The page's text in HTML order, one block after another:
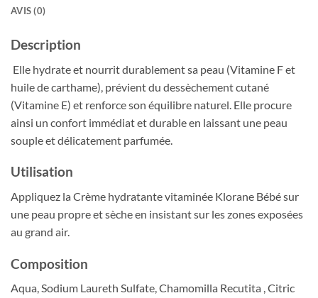
AVIS (0)
Description
Elle hydrate et nourrit durablement sa peau (Vitamine F et
huile de carthame), prévient du dessèchement cutané
(Vitamine E) et renforce son équilibre naturel. Elle procure
ainsi un confort immédiat et durable en laissant une peau
souple et délicatement parfumée.
Utilisation
Appliquez la Crème hydratante vitaminée Klorane Bébé sur
une peau propre et sèche en insistant sur les zones exposées
au grand air.
Composition
Aqua, Sodium Laureth Sulfate, Chamomilla Recutita , Citric